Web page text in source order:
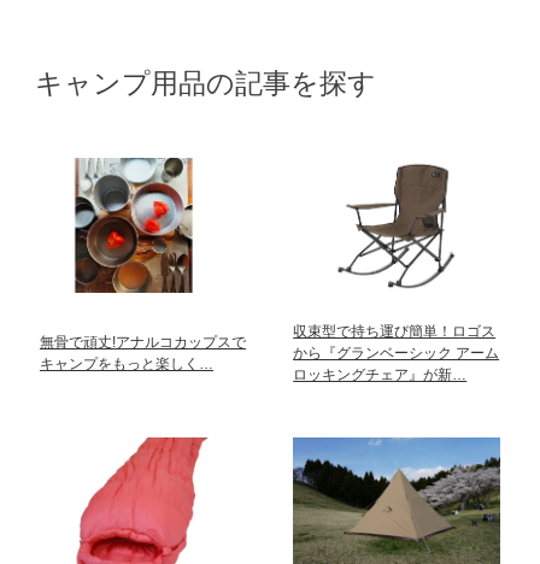
キャンプ用品の記事を探す
無骨で頑丈!アナルコカップスで
キャンプをもっと楽しく…
収束型で持ち運び簡単！ロゴス
から『グランベーシック アーム
ロッキングチェア』が新…